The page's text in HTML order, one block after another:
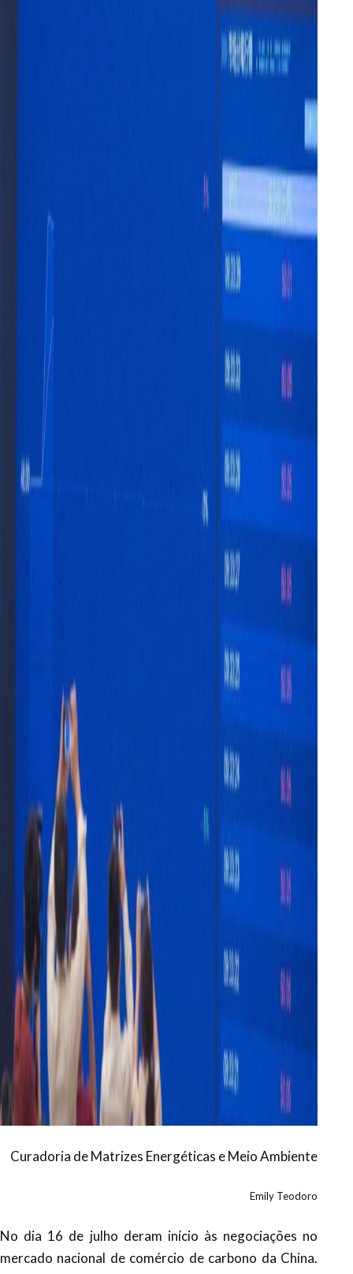
Curadoria de Matrizes Energéticas e Meio Ambiente
Emily Teodoro
No dia 16 de julho deram início às negociações no
mercado nacional de comércio de carbono da China.